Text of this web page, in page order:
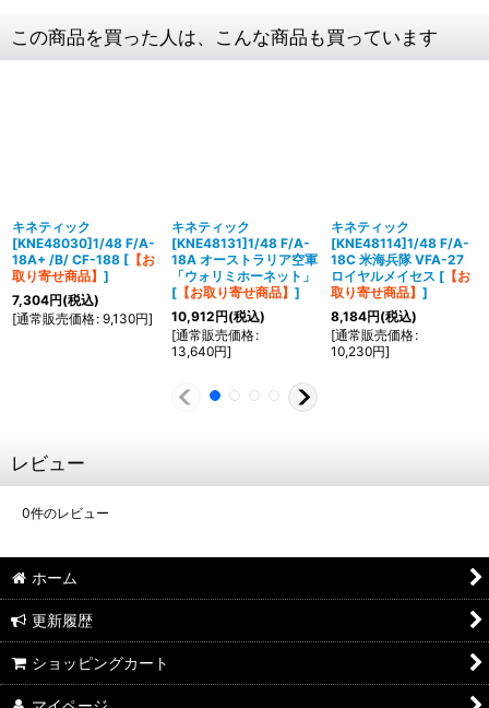
この商品を買った人は、こんな商品も買っています
キネティック
[KNE48030]1/48 F/A-
18A+ /B/ CF-188 [ 【お
取り寄せ商品】 ]
7,304円(税込)
[通常販売価格: 9,130円]
キネティック
[KNE48131]1/48 F/A-
18A オーストラリア空軍
「ウォリミホーネット」
[ 【お取り寄せ商品】 ]
10,912円(税込)
[通常販売価格:
13,640円]
キネティック
[KNE48114]1/48 F/A-
18C 米海兵隊 VFA-27
ロイヤルメイセス [ 【お
取り寄せ商品】 ]
8,184円(税込)
[通常販売価格:
10,230円]
レビュー
0件のレビュー
ホーム
更新履歴
ショッピングカート